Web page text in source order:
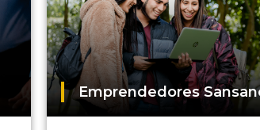
Emprendedores